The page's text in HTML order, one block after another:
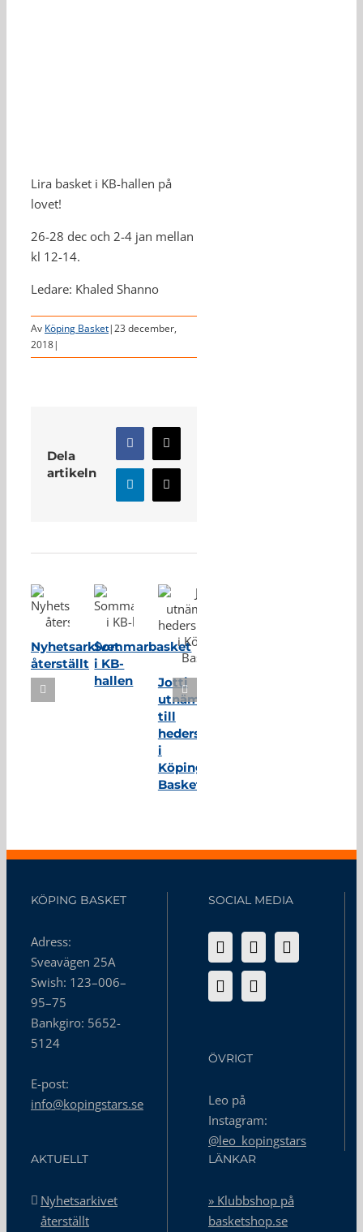
Lira basket i KB-hallen på
lovet!
26-28 dec och 2-4 jan mellan
kl 12-14.
Ledare: Khaled Shanno
Av Köping Basket|23 december,
2018|
Dela
artikeln
Facebook
X
LinkedInE-
post
Nyhetsarkivet
återställt
Sommarbasket
i KB-
hallen
Jotti
utnämnd
till
hedersmedlem
i
Köping
Basket
KÖPING BASKET
Adress:
Sveavägen 25A
Swish: 123–006–
95–75
Bankgiro: 5652-
5124
E-post:
info@kopingstars.se
SOCIAL MEDIA
ÖVRIGT
Leo på
Instagram:
@leo_kopingstars
AKTUELLT
Nyhetsarkivet
återställt
LÄNKAR
» Klubbshop på
basketshop.se